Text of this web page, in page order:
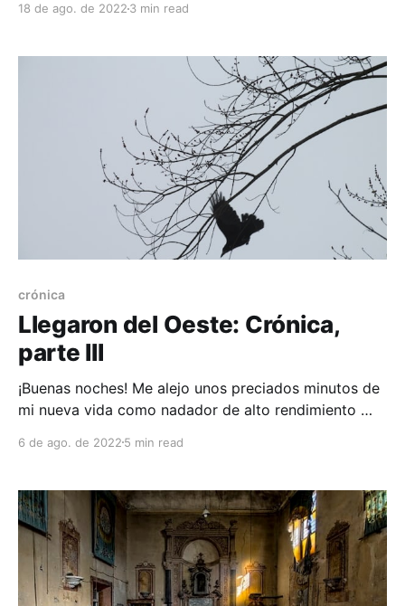
para dejar de olvidarme nombres de personajes,
crónica pasada a mediados de la 8va sesión, porque
18 de ago. de 2022 3 min read
crónica
Llegaron del Oeste: Crónica,
parte III
¡Buenas noches! Me alejo unos preciados minutos de
mi nueva vida como nadador de alto rendimiento 😎
ficción 📚, con la tercera parte de la crónica de
jugando con Burning Wheel. Las 2 entregas pasadas
(1ra
6 de ago. de 2022 5 min read